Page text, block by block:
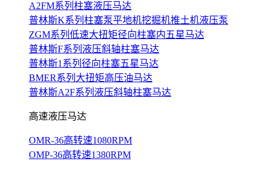
A2FM系列柱塞液压马达
普林斯K系列柱塞泵平地机挖掘机推土机液压泵
ZGM系列低速大扭矩径向柱塞内五星马达
普林斯F系列液压斜轴柱塞马达
普林斯1系列径向柱塞五星马达
BMER系列大扭矩高压油马达
普林斯A2F系列液压斜轴柱塞马达
高速液压马达
OMR-36高转速1080RPM
OMP-36高转速1380RPM